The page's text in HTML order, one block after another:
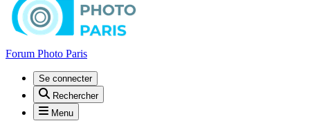
Forum Photo Paris
Se connecter
Rechercher
Menu